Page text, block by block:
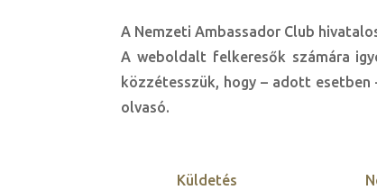
A Nemzeti Ambassador Club
A weboldalt felkeresők számára
közzétesszük, hogy – adott
olvasó.
Küldetés